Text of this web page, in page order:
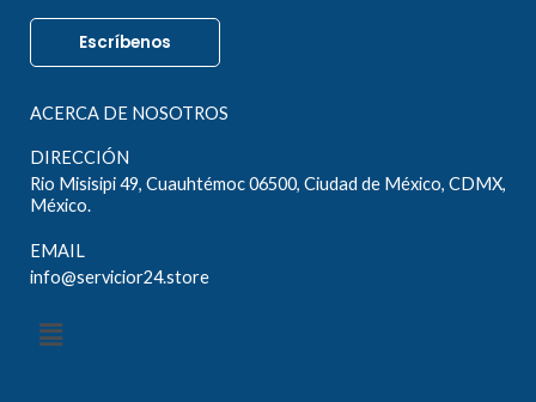
Escríbenos
ACERCA DE NOSOTROS
DIRECCIÓN
Rio Misisipi 49, Cuauhtémoc 06500, Ciudad de México, CDMX,
México.
EMAIL
info@servicior24.store
Menú